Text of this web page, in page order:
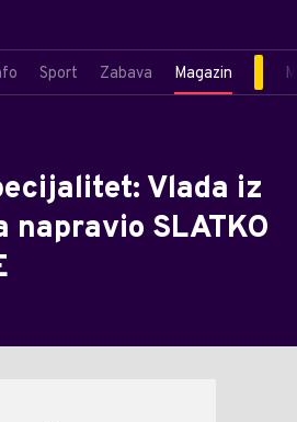
Sport Zabava Magazin
Vlada iz
napravio SLATKO